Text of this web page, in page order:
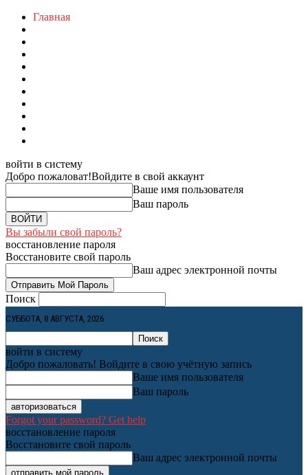
Главная
войти в систему
Добро пожаловат!Войдите в свой аккаунт
Ваше имя пользователя
Ваш пароль
Вы забыли свой пароль?
восстановление пароля
Восстановите свой пароль
Ваш адрес электронной почты
Поиск
СУББОТА, 8 АВГУСТА, 2026
войти в систему
Добро пожаловать! Войдите в свою учётную запись
Ваше имя пользователя
Ваш пароль
Forgot your password? Get help
восстановление пароля
Восстановите свой пароль
Ваш адрес электронной почты